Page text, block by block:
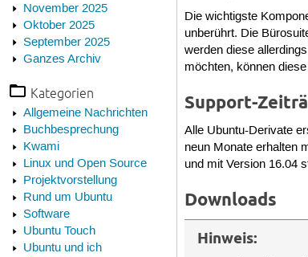
November 2025
Oktober 2025
September 2025
Ganzes Archiv
Kategorien
Allgemeine Nachrichten
Buchbesprechung
Kwami
Linux und Open Source
Projektvorstellung
Rund um Ubuntu
Software
Ubuntu Touch
Ubuntu und ich
Die wichtigste
unberührt. Die
werden diese
möchten, können
Support-
Alle Ubuntu-Derivate
neun Monate erhalten
und mit Version 16.04
Downloads
Hinweis: